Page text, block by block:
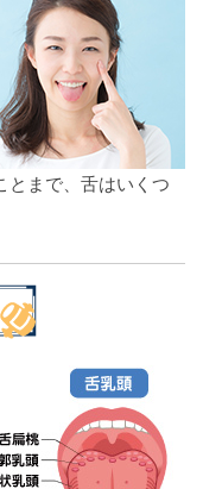
とまで、舌はいくつ